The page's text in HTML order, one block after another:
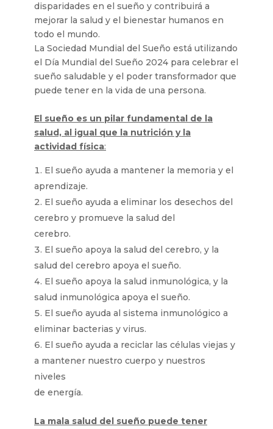
disparidades en el sueño y contribuirá a
mejorar la salud y el bienestar humanos en
todo el mundo.
La Sociedad Mundial del Sueño está utilizando
el Día Mundial del Sueño 2024 para celebrar el
sueño saludable y el poder transformador que
puede tener en la vida de una persona.
El sueño es un pilar fundamental de la
salud, al igual que la nutrición y la
actividad física:
El sueño ayuda a mantener la memoria y el
aprendizaje.
El sueño ayuda a eliminar los desechos del
cerebro y promueve la salud del
cerebro.
El sueño apoya la salud del cerebro, y la
salud del cerebro apoya el sueño.
El sueño apoya la salud inmunológica, y la
salud inmunológica apoya el sueño.
El sueño ayuda al sistema inmunológico a
eliminar bacterias y virus.
El sueño ayuda a reciclar las células viejas y
a mantener nuestro cuerpo y nuestros
niveles
de energía.
La mala salud del sueño puede tener